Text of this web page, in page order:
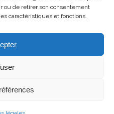
ou de retirer son consentement
caractéristiques et fonctions.